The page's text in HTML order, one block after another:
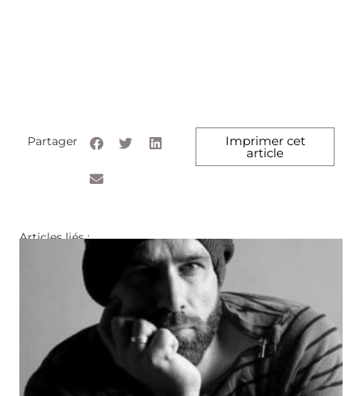
Partager Imprimer cet
article
Articles liés :